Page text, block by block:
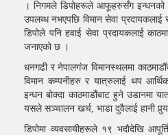
। निगमले डिपोहरूले आफूहरुसँग इन्धनको
उपलब्ध नभएपछि विमान सेवा प्रदायकलाई
डिपोले पनि हवाई सेवा प्रदायकलाई
जनाएको छ ।
धनगढी र नेपालगंज विमानस्थलमा
विमान कम्पनीहरु र यात्रुलाई थप
इन्धन बोक्दा काठमाडौंबाट हुने उडानमा
यसले सञ्चालन खर्च, भाडा दुवैलाई हानी
डिपोमा व्यवसायीहरूले १९ भदाैदेखि